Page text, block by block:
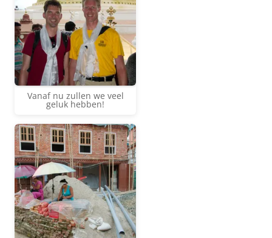
Vanaf nu zullen we veel
geluk hebben!